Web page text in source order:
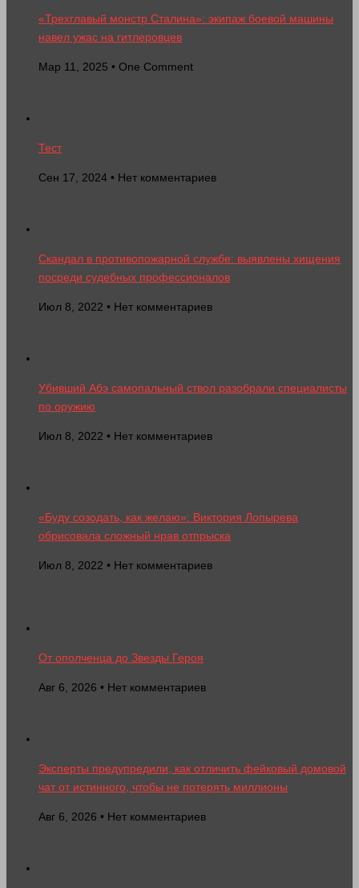
«Трехглавый монстр Сталина»: экипаж боевой машины
навел ужас на гитлеровцев
Мар 11, 2025 • One Comment
Тест
Сен 17, 2024 • Нет комментариев
Скандал в противопожарной службе: выявлены хищения
посреди судебных профессионалов
Июл 8, 2022 • Нет комментариев
Убивший Абэ самопальный ствол разобрали специалисты
по оружию
Июл 8, 2022 • Нет комментариев
«Буду созодать, как желаю»: Виктория Лопырева
обрисовала сложный нрав отпрыска
Июл 8, 2022 • Нет комментариев
От ополченца до Звезды Героя
Авг 6, 2026 • Нет комментариев
Эксперты предупредили, как отличить фейковый домовой
чат от истинного, чтобы не потерять миллионы
Авг 6, 2026 • Нет комментариев